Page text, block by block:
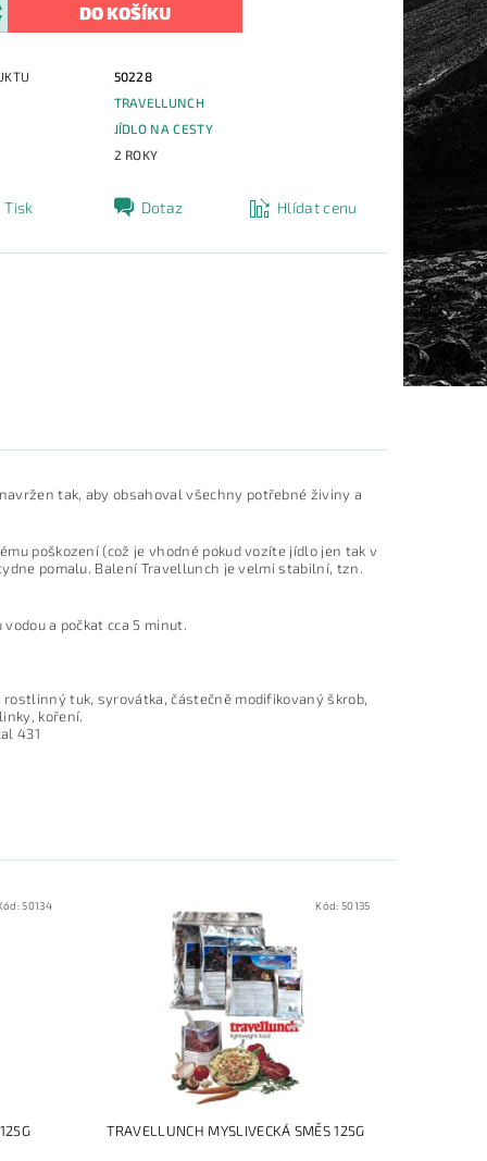
50228
TRAVELLUNCH
JÍDLO NA CESTY
2 ROKY
Tisk Dotaz Hlídat cenu
tak, aby obsahoval všechny potřebné živiny a
poškození (což je vhodné pokud vozíte jídlo jen tak v
pomalu. Balení Travellunch je velmi stabilní, tzn.
a počkat cca 5 minut.
tuk, syrovátka, částečně modifikovaný škrob,
koření.
431
50134 Kód:50135
TRAVELLUNCH MYSLIVECKÁ SMĚS 125G